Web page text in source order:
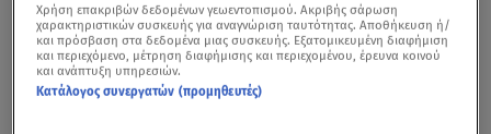
Χρήση επακριβών δεδομένων γεωεντοπισμού. Ακριβής σάρωση
χαρακτηριστικών συσκευής για αναγνώριση ταυτότητας. Αποθήκευση ή/
και πρόσβαση στα δεδομένα μιας συσκευής. Εξατομικευμένη διαφήμιση
και περιεχόμενο, μέτρηση διαφήμισης και περιεχομένου, έρευνα κοινού
και ανάπτυξη υπηρεσιών.
Κατάλογος συνεργατών (προμηθευτές)